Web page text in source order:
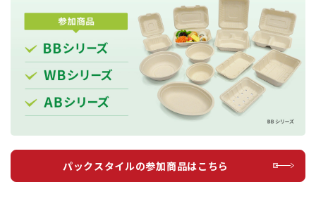
パックスタイルの参加商品はこちら